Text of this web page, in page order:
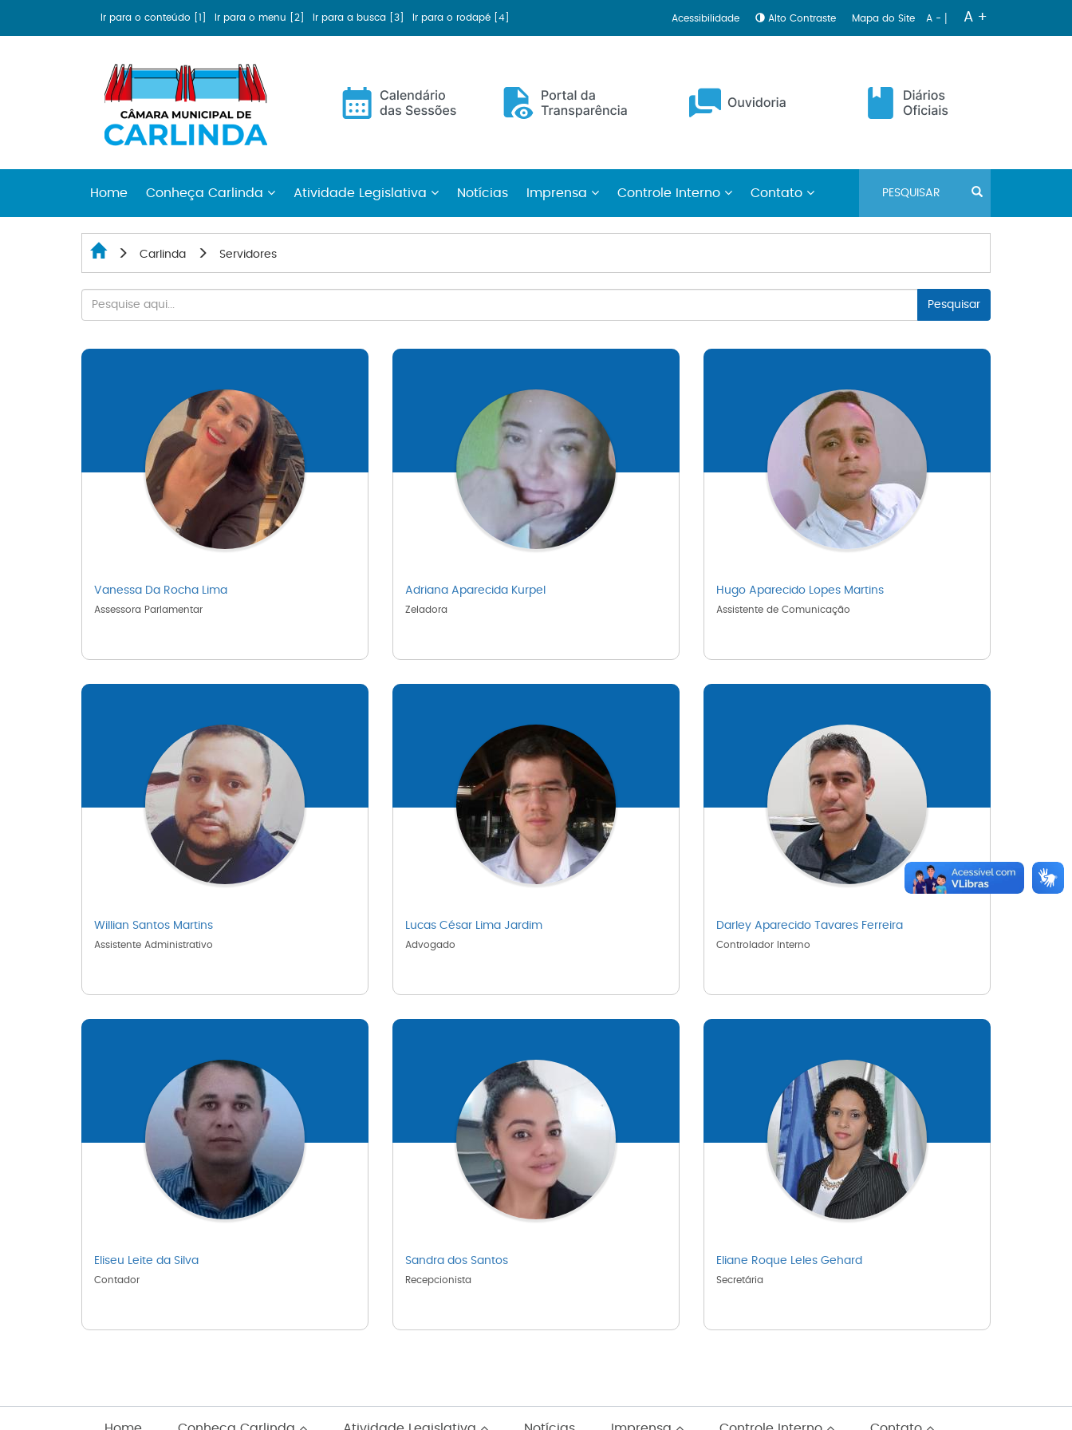
Ir para o conteúdo [1] Ir para o menu [2] Ir para a busca [3] Ir para o rodapé [4] Acessibilidade Alto Contraste Mapa do Site A - | A +
Home Conheça Carlinda Atividade Legislativa Notícias Imprensa Controle Interno Contato
Carlinda Servidores
Pesquisar
Vanessa Da Rocha Lima
Assessora Parlamentar
Adriana Aparecida Kurpel
Zeladora
Hugo Aparecido Lopes Martins
Assistente de Comunicação
Willian Santos Martins
Assistente Administrativo
Lucas César Lima Jardim
Advogado
Darley Aparecido Tavares Ferreira
Controlador Interno
Eliseu Leite da Silva
Contador
Sandra dos Santos
Recepcionista
Eliane Roque Leles Gehard
Secretária